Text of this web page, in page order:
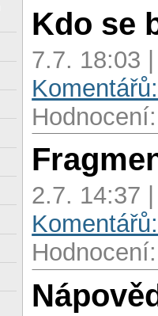
Kdo se
7.7. 18:03
2.7. 14:37